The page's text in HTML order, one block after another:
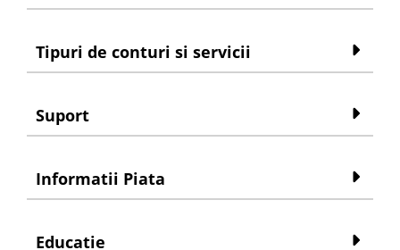
Tipuri de conturi si servicii
Suport
Informatii Piata
Educatie